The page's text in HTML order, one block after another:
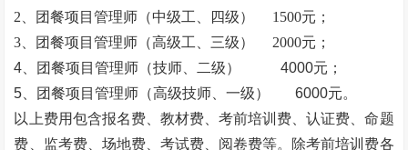
2、团餐项目管理师（中级工、四级）
1500元；
3、团餐项目管理师（高级工、三级）
2000元；
4、团餐项目管理师（技师、二级） 4000元；
5、团餐项目管理师（高级技师、一级） 6000元。
以上费用包含报名费、教材费、考前培训费、认证费、命题
费、监考费、场地费、考试费、阅卷费等。除考前培训费各